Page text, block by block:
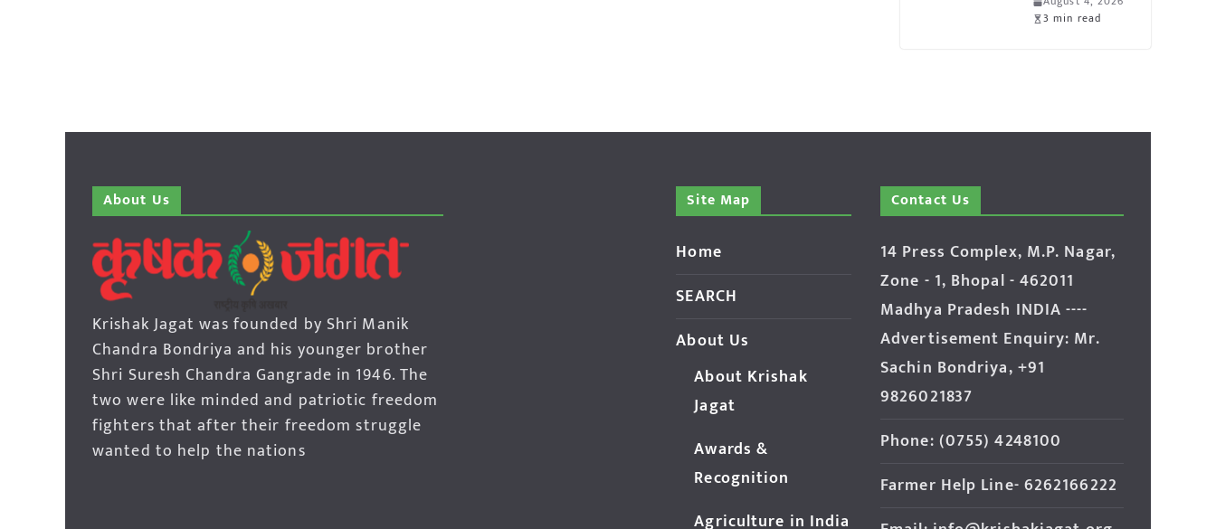
3 min read
About Us
Krishak Jagat was founded by Shri Manik
Chandra Bondriya and his younger brother
Shri Suresh Chandra Gangrade in 1946. The
two were like minded and patriotic freedom
fighters that after their freedom struggle
wanted to help the nations
Site Map
Home
SEARCH
About Us
About Krishak
Jagat
Awards &
Recognition
Agriculture in India
Contact Us
14 Press Complex, M.P. Nagar,
Zone - 1, Bhopal - 462011
Madhya Pradesh INDIA ----
Advertisement Enquiry: Mr.
Sachin Bondriya, +91
9826021837
Phone: (0755) 4248100
Farmer Help Line- 6262166222